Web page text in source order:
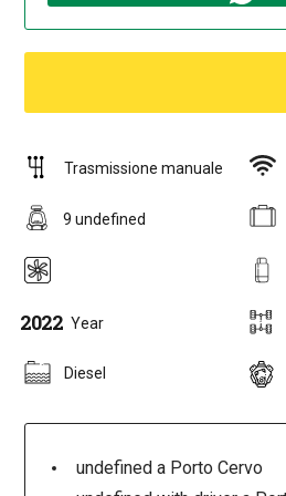
Trasmissione manuale
9 undefined
2022 Year
Diesel
undefined a Porto Cervo